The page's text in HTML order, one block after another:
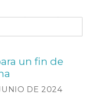
un fin de
DE 2024